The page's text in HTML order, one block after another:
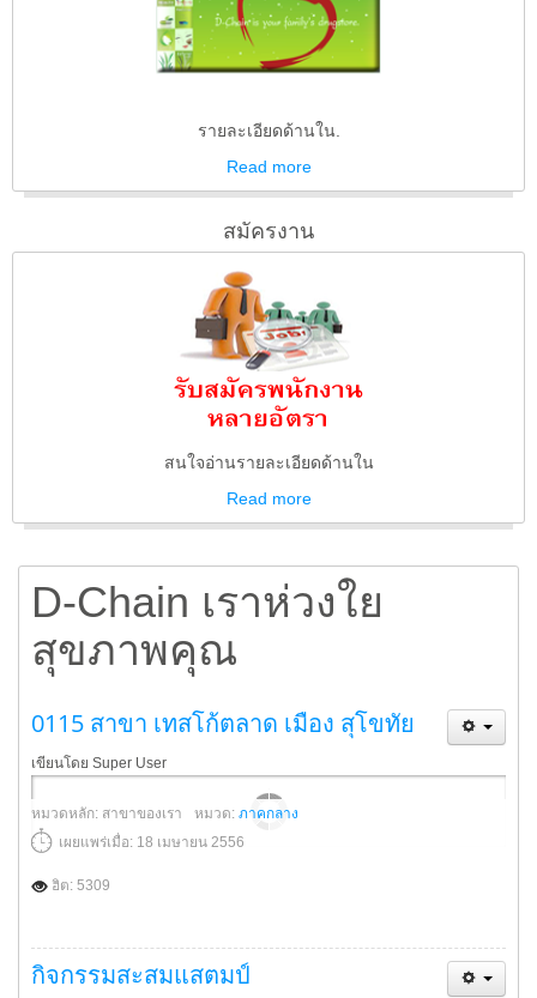
รายละเอียดด้านใน.
Read more
สมัครงาน
สนใจอ่านรายละเอียดด้านใน
Read more
D-Chain เราห่วงใย
สุขภาพคุณ
0115 สาขา เทสโก้ตลาด เมือง สุโขทัย
เขียนโดย Super User
หมวดหลัก: สาขาของเรา หมวด: ภาคกลาง
เผยแพร่เมื่อ: 18 เมษายน 2556
ฮิต: 5309
กิจกรรมสะสมแสตมป์